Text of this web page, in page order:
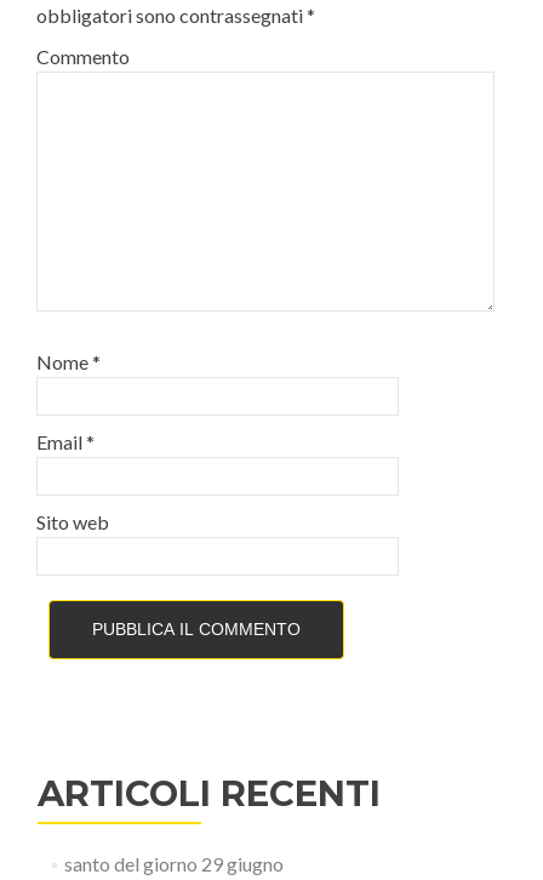
obbligatori sono contrassegnati*
Commento
Nome*
Email*
Sito web
ARTICOLI RECENTI
santo del giorno 29 giugno